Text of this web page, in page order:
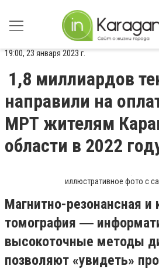
19:00, 23 января 2023 г.
1,8 миллиардов
направили на
МРТ жителям
области в 2022
иллюстративное фото с
Магнитно-резонансная и
томография ―
высокоточные методы
позволяют «увидеть»